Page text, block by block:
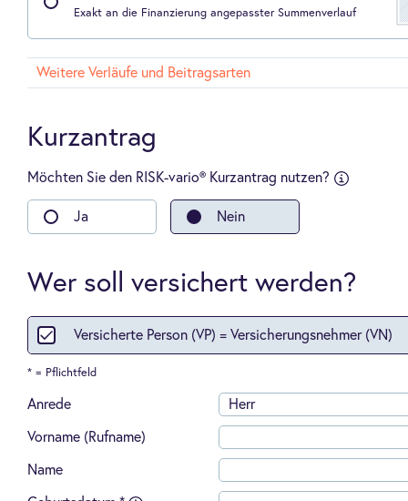
Exakt an die Finanzierung angepasster Summenverlauf
Weitere Verläufe und Beitragsarten
Kurzantrag
Möchten Sie den RISK-vario® Kurzantrag nutzen?
an:
oder
Gründung
Apotheke,
Anwalts-,
-
Ja Nein
Wer soll versichert werden?
Versicherte Person (VP) = Versicherungsnehmer (VN)
* = Pflichtfeld
Anrede Herr
Vorname (Rufname)
Name